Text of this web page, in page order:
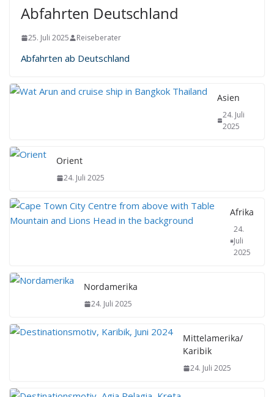
Abfahrten Deutschland
25. Juli 2025 Reiseberater
Abfahrten ab Deutschland
Asien
24. Juli
2025
Orient
24. Juli 2025
Afrika
24.
Juli
2025
Nordamerika
24. Juli 2025
Mittelamerika/
Karibik
24. Juli 2025